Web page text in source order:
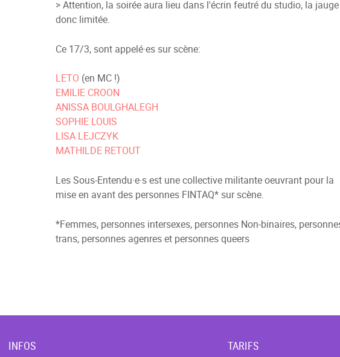
> Attention, la soirée aura lieu dans l'écrin feutré du studio, la
donc limitée.
Ce 17/3, sont appelé·es sur scène:
LETO (en MC !)
EMILIE CROON
ANISSA BOULGHALEGH
SOPHIE LOUIS
LISA LEJCZYK
MATHILDE RETOUT
Les Sous-Entendu·e·s est une collective militante oeuvrant pour la
mise en avant des personnes FINTAQ* sur scène.
*Femmes, personnes intersexes, personnes Non-binaires,
trans, personnes agenres et personnes queers
INFOS TARIFS